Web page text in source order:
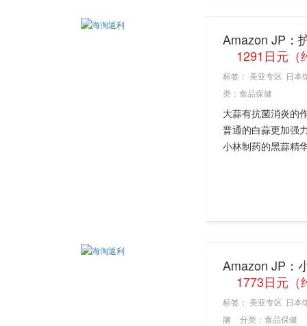
Amazon JP：
1291日元（
标签： 美亚专区 日本
类： 食品保健
大蒜有抗菌消炎的
普通的白蒜更加强
小林制药的黑蒜精
Amazon JP：
1773日元（
标签： 美亚专区 日本
腩
分类： 食品保健